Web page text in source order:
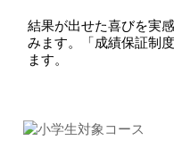
結果が出せた喜びを実
みます。「成績保証制
ます。